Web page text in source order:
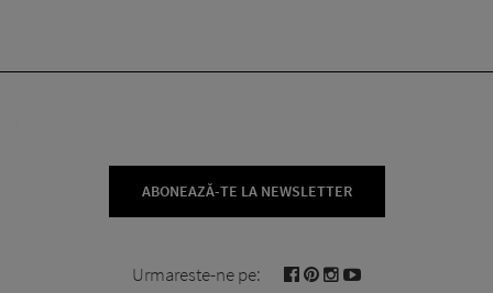
ABONEAZĂ-TE LA NEWSLETTER
Urmareste-ne pe: